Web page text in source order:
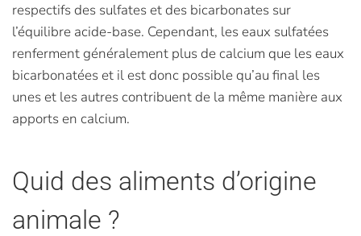
respectifs des sulfates et des bicarbonates sur
l’équilibre acide-base. Cependant, les eaux sulfatées
renferment généralement plus de calcium que les eaux
bicarbonatées et il est donc possible qu’au final les
unes et les autres contribuent de la même manière aux
apports en calcium.
Quid des aliments d’origine
animale ?